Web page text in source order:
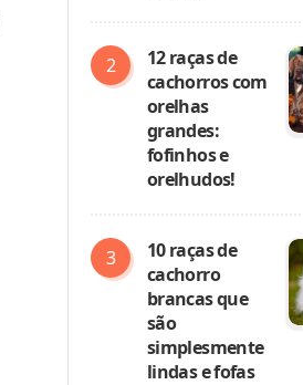
12 raças de
cachorros com
orelhas
grandes:
fofinhos e
orelhudos!
10 raças de
cachorro
brancas que
são
simplesmente
lindas e fofas